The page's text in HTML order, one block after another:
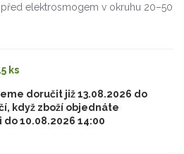
elektrosmogem v okruhu 20–50
ks
doručit již 13.08.2026 do
když zboží objednáte
10.08.2026 14:00